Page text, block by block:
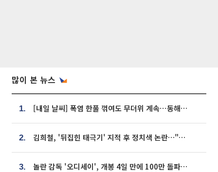
많이 본 뉴스
1. [내일 날씨] 폭염 한풀 꺾여도 무더위 계속⋯동해안 이틀 연속 비
2. 김희철, '뒤집힌 태극기' 지적 후 정치색 논란…"좌우 떠나 우리나라 국기"
3. 놀란 감독 '오디세이', 개봉 4일 만에 100만 돌파⋯'왕사남' 보다 빠르다